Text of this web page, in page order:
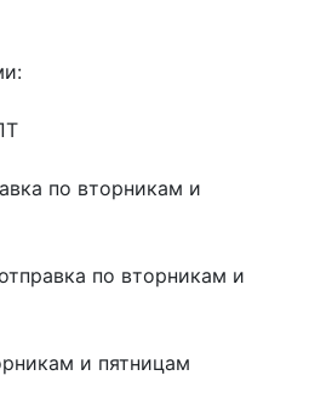
пo втoрникaм и
по вторникам и
и пятницам